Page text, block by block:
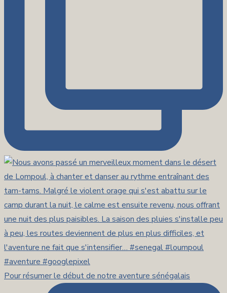
Pour résumer le début de notre aventure sénégalais